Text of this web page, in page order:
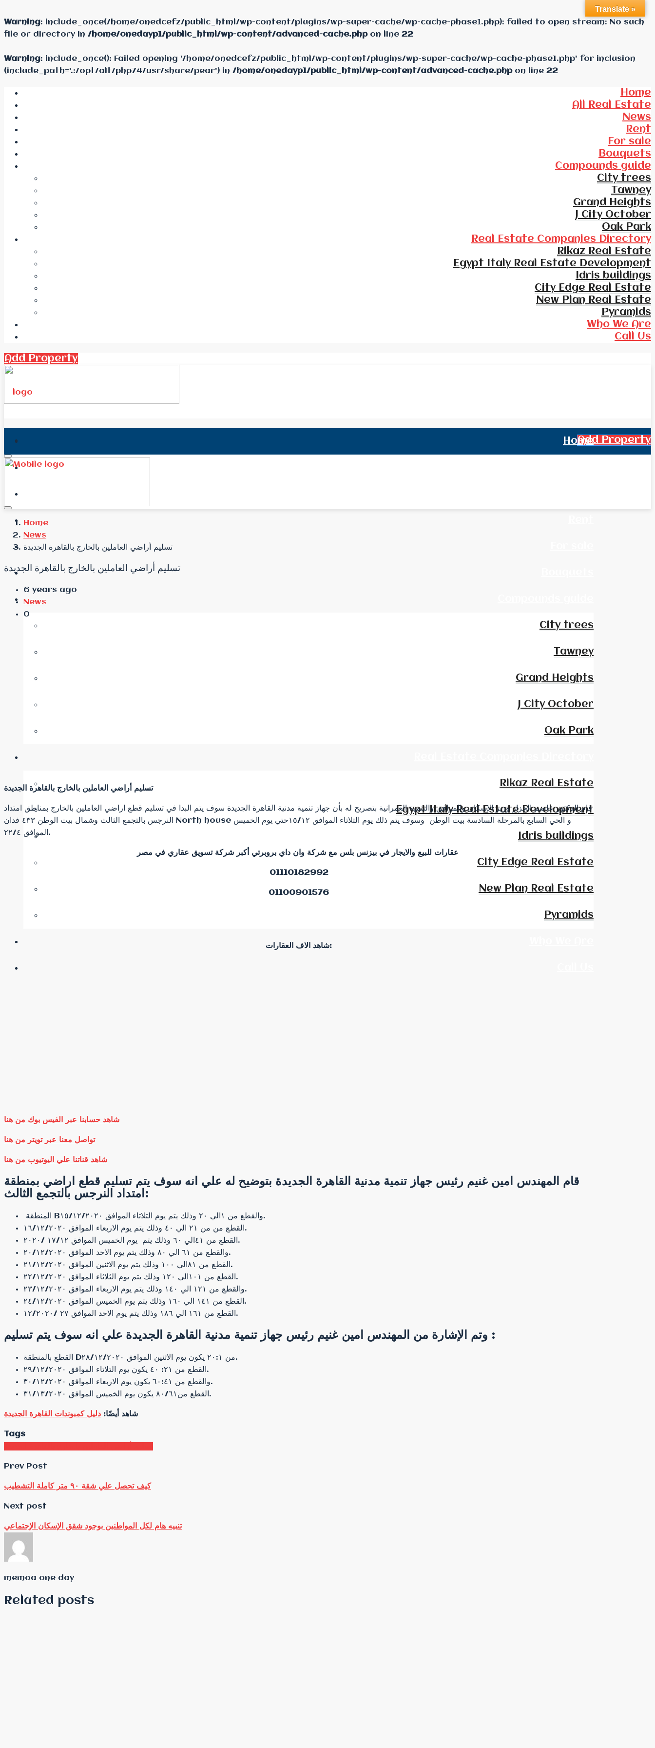
Warning: include_once(/home/onedcefz/public_html/wp-content/plugins/wp-super-cache/wp-cache-phase1.php): failed to open stream: No such
file or directory in /home/onedayp1/public_html/wp-content/advanced-cache.phpon line 22
Warning: include_once(): Failed opening '/home/onedcefz/public_html/wp-content/plugins/wp-super-cache/wp-cache-phase1.php' for inclusion
(include_path='.:/opt/alt/php74/usr/share/pear') in /home/onedayp1/public_html/wp-content/advanced-cache.phpon line 22
Home
All Real Estate
News
Rent
For sale
Bouquets
Compounds guide
City trees
Tawney
Grand Heights
J City October
Oak Park
Real Estate Companies Directory
Rikaz Real Estate
Egypt Italy Real Estate Development
Idris buildings
City Edge Real Estate
New Plan Real Estate
Pyramids
Who We Are
Call Us
Add Property
Add Property
Home
City trees
Tawney
Grand Heights
J City October
Oak Park
Rikaz Real Estate
Egypt Italy Real Estate Development
Idris buildings
City Edge Real Estate
New Plan Real Estate
Pyramids
Home
News
تسليم أراضي العاملين بالخارج بالقاهرة الجديدة
تسليم أراضي العاملين بالخارج بالقاهرة الجديدة
6 years ago
News
0
تسليم أراضي العاملين بالخارج بالقاهرة الجديدة
قام الدكتور عاصم الجزار وزير الإسكان والمرافق والتنمية العمرانية بتصريح له بأن جهاز تنمية مدنية القاهرة الجديدة سوف يتم البدا في تسليم قطع اراضي العاملين بالخارج بمناطق امتداد
النرجس بالتجمع الثالث وشمال بيت الوطن ٤٣٣ فدان North house و الحي السابع بالمرحلة السادسة بيت الوطن وسوف يتم ذلك يوم التلاتاء الموافق ١٥/١٢حتي يوم الخميس
الموافق ٢٢/٤.
01110182992
01100901576
شاهد الاف العقارات:
شاهد حسابنا عبر الفيس بوك من هنا
تواصل معنا عبر تويتر من هنا
شاهد قناتنا علي اليوتيوب من هنا
قام المهندس امين غنيم رئيس جهاز تنمية مدنية القاهرة الجديدة بتوضيح له علي انه سوف يتم تسليم قطع اراضي بمنطقة
امتداد النرجس بالتجمع الثالث:
المنطقة Bوالقطع من ١الي ٢٠ وذلك يتم يوم التلاتاء الموافق ١٥/١٢/٢٠٢٠.
القطع من من ٢١ الي ٤٠ وذلك يتم يوم الاربعاء الموافق ١٦/١٢/٢٠٢٠.
القطع من ٤١الي ٦٠ وذلك يتم يوم الخميس الموافق ١٧/١٢ /٢٠٢٠.
والقطع من ٦١ الي ٨٠ وذلك يتم يوم الاحد الموافق ٢٠/١٢/٢٠٢٠.
القطع من ٨١الي ١٠٠ وذلك يتم يوم الاثنين الموافق ٢١/١٢/٢٠٢٠.
القطع من ١٠١الي ١٢٠ وذلك يتم يوم الثلاثاء الموافق ٢٢/١٢/٢٠٢٠.
والقطع من ١٢١ الي ١٤٠ وذلك يتم يوم الاربعاء الموافق ٢٣/١٢/٢٠٢٠.
القطع من ١٤١ الي ١٦٠ وذلك يتم يوم الخميس الموافق ٢٤/١٢/٢٠٢٠.
القطع من ١٦١ الي ١٨٦ وذلك يتم يوم الاحد الموافق ٢٧ /١٢/٢٠٢٠.
وتم الإشارة من المهندس امين غنيم رئيس جهاز تنمية مدنية القاهرة الجديدة علي انه سوف يتم تسليم :
القطع بالمنطقة Dمن ٢٠:١ يكون يوم الاثنين الموافق ٢٨/١٢/٢٠٢٠.
القطع من ٢١: ٤٠ يكون يوم التلاتاء الموافق ٢٩/١٢/٢٠٢٠.
والقطع من ٦٠:٤١ يكون يوم الاربعاء الموافق ٣٠/١٢/٢٠٢٠.
القطع من٨٠/٦١ يكون يوم الخميس الموافق ٣١/١٣/٢٠٢٠.
شاهد أيضًا: دليل كمبوندات القاهرة الجديدة
Tags
Prev Post
كيف تحصل علي شقة ٩٠ متر كاملة التشطيب
Next post
تنبيه هام لكل المواطنين بوجود شقق الإسكان الإجتماعي
memoa one day
Related posts
Translate »